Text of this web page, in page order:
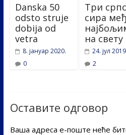
Danska 50
odsto struje
dobija od
vetra
8. јануар 2020.
0
Три
сира
на свету
24. јул
2
Оставите одговор
Ваша адреса е-поште неће